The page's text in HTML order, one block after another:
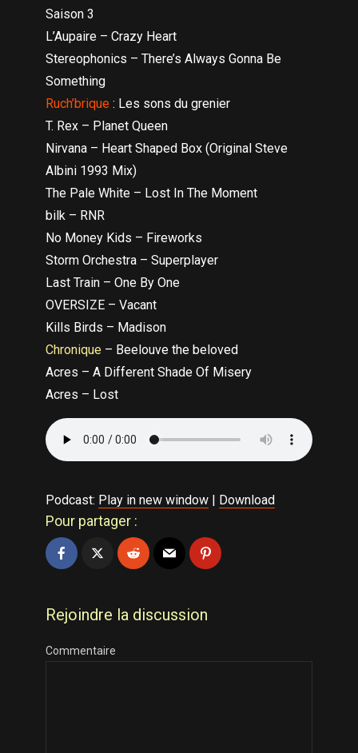
Saison 3
L’Aupaire – Crazy Heart
Stereophonics – There’s Always Gonna Be
Something
Ruch’brique : Les sons du grenier
T. Rex – Planet Queen
Nirvana – Heart Shaped Box (Original Steve
Albini 1993 Mix)
The Pale White – Lost In The Moment
bilk – RNR
No Money Kids – Fireworks
Storm Orchestra – Superplayer
Last Train – One By One
OVERSIZE – Vacant
Kills Birds – Madison
Chronique – Beelouve the beloved
Acres – A Different Shade Of Misery
Acres – Lost
Podcast: Play in new window | Download
Pour partager :
Rejoindre la discussion
Commentaire